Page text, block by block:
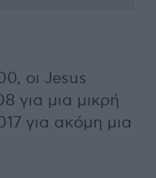
οι Jesus
για μια μικρή
για ακόμη μια